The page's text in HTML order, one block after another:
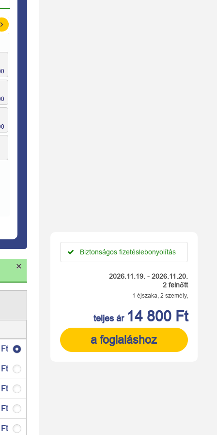
×
Biztonságos fizetéslebonyolítás
2026.11.19. - 2026.11.20.
2 felnőtt
1 éjszaka, 2 személy,
teljes ár 14 800 Ft
a foglaláshoz